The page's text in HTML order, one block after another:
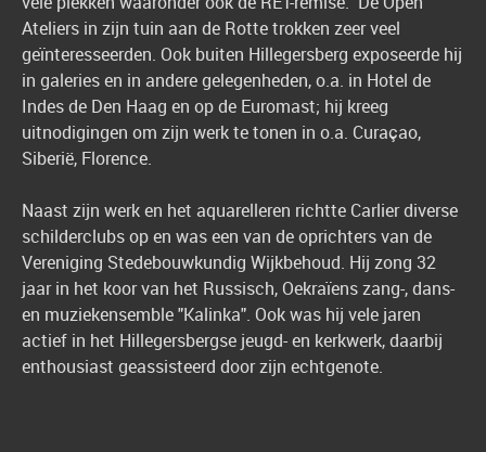
Ateliers in zijn tuin aan de Rotte trokken zeer veel
geïnteresseerden. Ook buiten Hillegersberg exposeerde hij
in galeries en in andere gelegenheden, o.a. in Hotel de
Indes de Den Haag en op de Euromast; hij kreeg
uitnodigingen om zijn werk te tonen in o.a. Curaçao,
Siberië, Florence.
Naast zijn werk en het aquarelleren richtte Carlier diverse
schilderclubs op en was een van de oprichters van de
Vereniging Stedebouwkundig Wijkbehoud. Hij zong 32
jaar in het koor van het Russisch, Oekraïens zang-, dans-
en muziekensemble "Kalinka". Ook was hij vele jaren
actief in het Hillegersbergse jeugd- en kerkwerk, daarbij
enthousiast geassisteerd door zijn echtgenote.